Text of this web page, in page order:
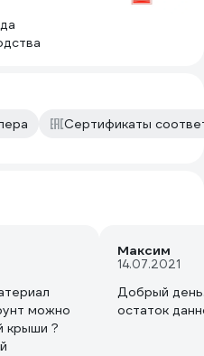
Сертификаты
можно
крыши ?
Максим
14.07.2021
Добрый
остаток